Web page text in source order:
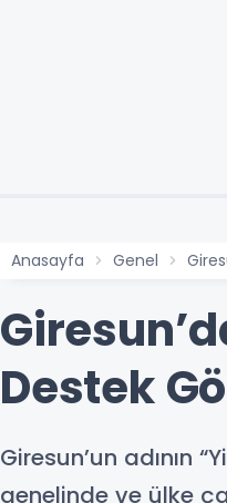
Anasayfa Genel
Destek
Giresun’un adının
genelinde ve ülke